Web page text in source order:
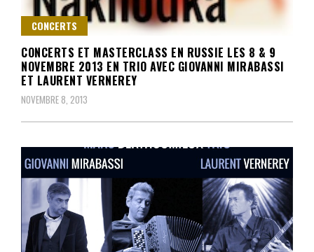
CONCERTS
CONCERTS ET MASTERCLASS EN RUSSIE LES 8 & 9
NOVEMBRE 2013 EN TRIO AVEC GIOVANNI MIRABASSI
ET LAURENT VERNEREY
NOVEMBRE 8, 2013